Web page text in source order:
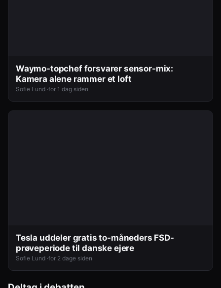
Waymo-topchef forsvarer sensor-mix:
Kamera alene rammer et loft
Sofie Lund ·for 1 dag siden
Tesla uddeler gratis to-måneders FSD-
prøveperiode til danske ejere
Sofie Lund ·for 2 dage siden